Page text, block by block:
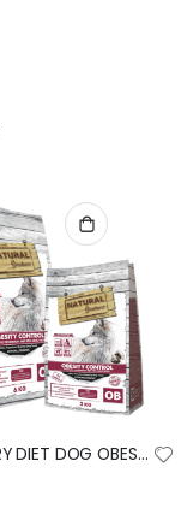
NG VET DRY DIET DOG OBESITY 6KG